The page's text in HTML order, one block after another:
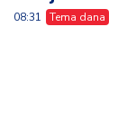
08:31 Tema dana